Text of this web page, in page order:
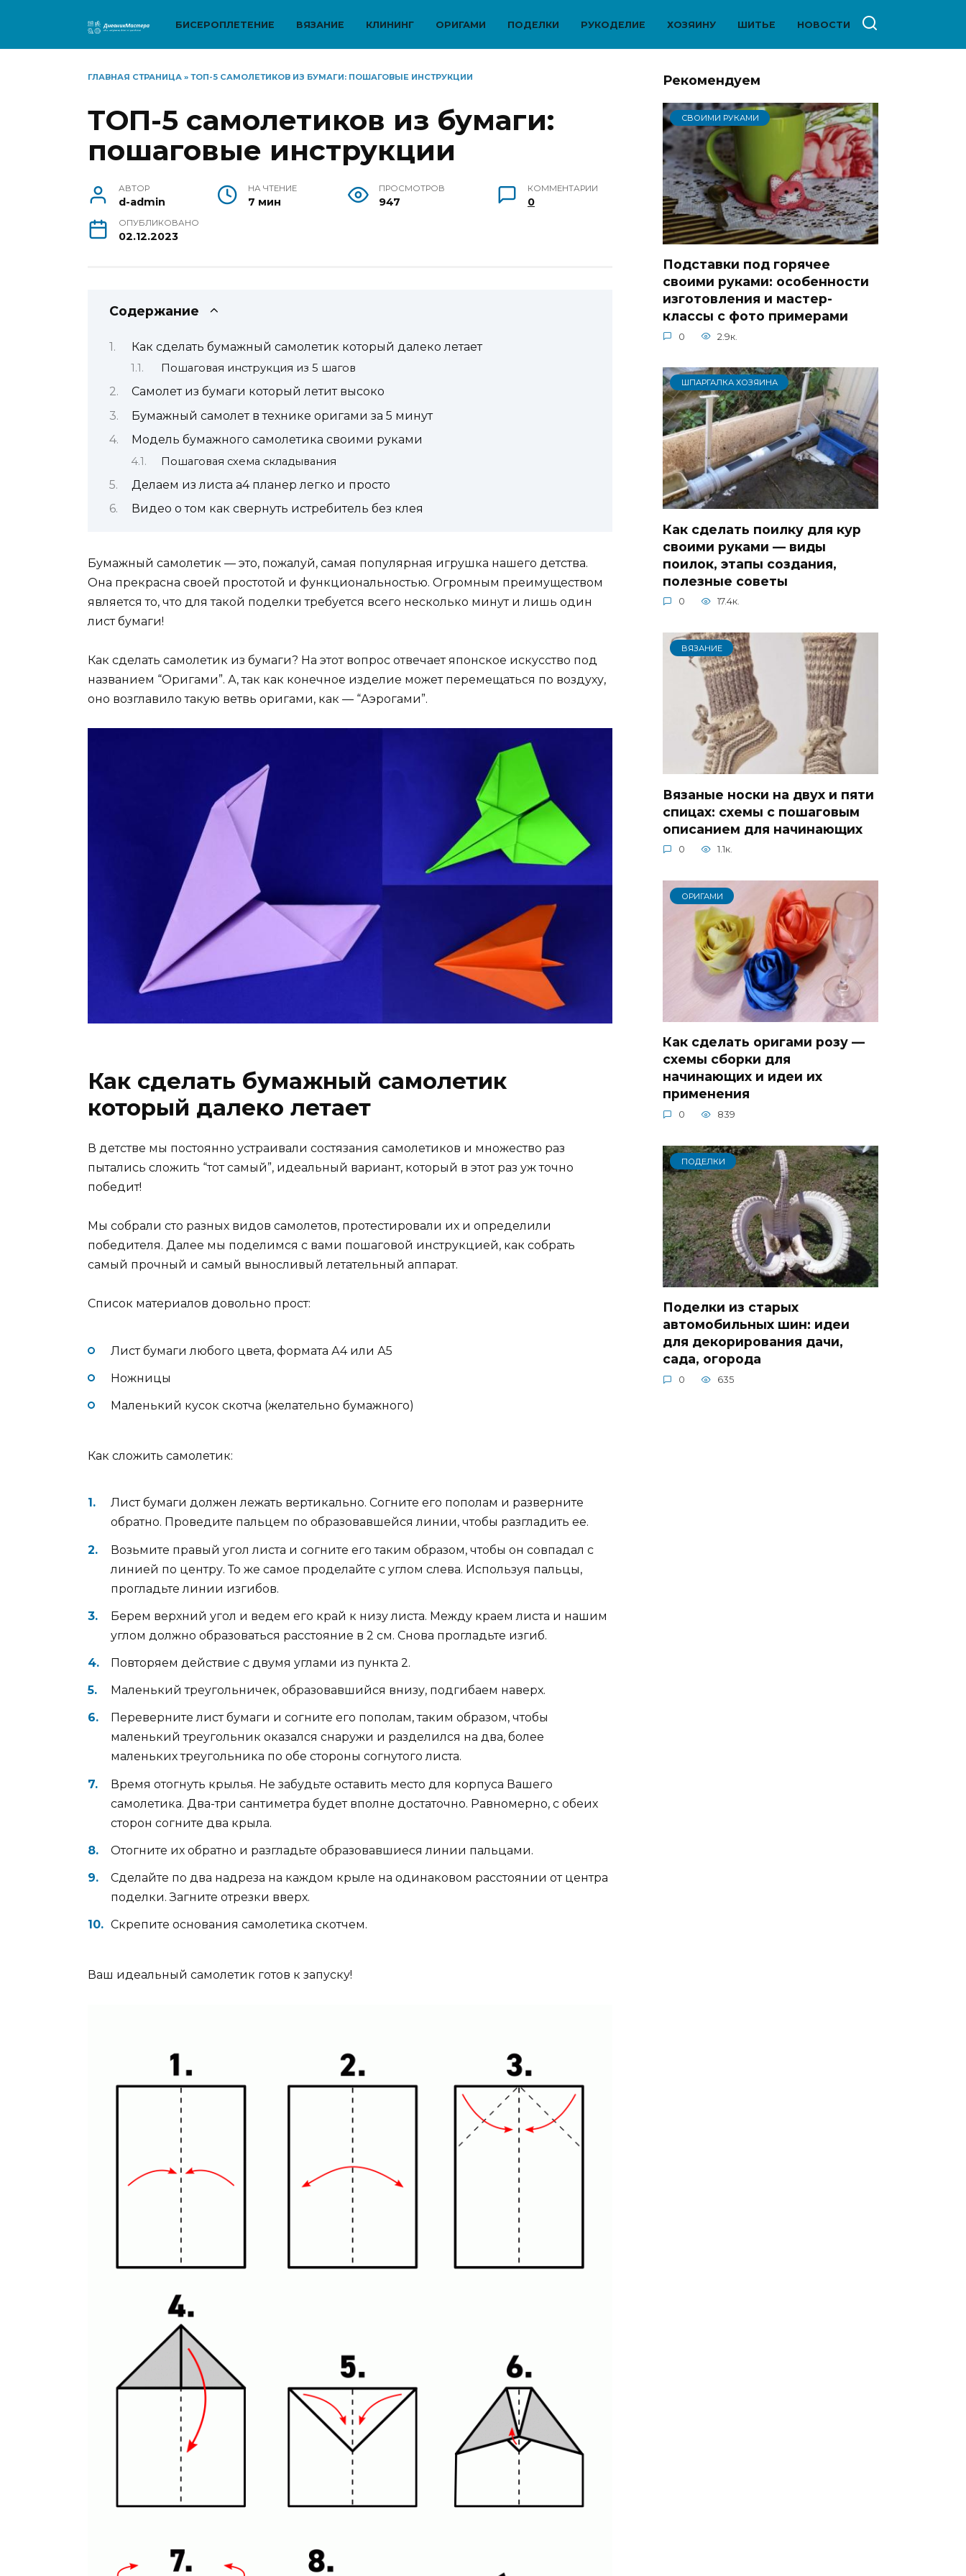
БИСЕРОПЛЕТЕНИЕ ВЯЗАНИЕ КЛИНИНГ ОРИГАМИ ПОДЕЛКИ РУКОДЕЛИЕ ХОЗЯИНУ ШИТЬЕ НОВОСТИ
ГЛАВНАЯ СТРАНИЦА » ТОП-5 САМОЛЕТИКОВ ИЗ БУМАГИ: ПОШАГОВЫЕ ИНСТРУКЦИИ
ТОП-5 самолетиков из бумаги:
пошаговые инструкции
АВТОР
d-admin
НА ЧТЕНИЕ
7 мин
ПРОСМОТРОВ
947
КОММЕНТАРИИ
0
ОПУБЛИКОВАНО
02.12.2023
Содержание
Как сделать бумажный самолетик который далеко летает
Пошаговая инструкция из 5 шагов
Самолет из бумаги который летит высоко
Бумажный самолет в технике оригами за 5 минут
Модель бумажного самолетика своими руками
Пошаговая схема складывания
Делаем из листа а4 планер легко и просто
Видео о том как свернуть истребитель без клея
Бумажный самолетик — это, пожалуй, самая популярная игрушка нашего детства.
Она прекрасна своей простотой и функциональностью. Огромным преимуществом
является то, что для такой поделки требуется всего несколько минут и лишь один
лист бумаги!
Как сделать самолетик из бумаги? На этот вопрос отвечает японское искусство под
названием “Оригами”. А, так как конечное изделие может перемещаться по воздуху,
оно возглавило такую ветвь оригами, как — “Аэрогами”.
Как сделать бумажный самолетик
который далеко летает
В детстве мы постоянно устраивали состязания самолетиков и множество раз
пытались сложить “тот самый”, идеальный вариант, который в этот раз уж точно
победит!
Мы собрали сто разных видов самолетов, протестировали их и определили
победителя. Далее мы поделимся с вами пошаговой инструкцией, как собрать
самый прочный и самый выносливый летательный аппарат.
Список материалов довольно прост:
Лист бумаги любого цвета, формата А4 или А5
Ножницы
Маленький кусок скотча (желательно бумажного)
Как сложить самолетик:
Лист бумаги должен лежать вертикально. Согните его пополам и разверните
обратно. Проведите пальцем по образовавшейся линии, чтобы разгладить ее.
Возьмите правый угол листа и согните его таким образом, чтобы он совпадал с
линией по центру. То же самое проделайте с углом слева. Используя пальцы,
прогладьте линии изгибов.
Берем верхний угол и ведем его край к низу листа. Между краем листа и нашим
углом должно образоваться расстояние в 2 см. Снова прогладьте изгиб.
Повторяем действие с двумя углами из пункта 2.
Маленький треугольничек, образовавшийся внизу, подгибаем наверх.
Переверните лист бумаги и согните его пополам, таким образом, чтобы
маленький треугольник оказался снаружи и разделился на два, более
маленьких треугольника по обе стороны согнутого листа.
Время отогнуть крылья. Не забудьте оставить место для корпуса Вашего
самолетика. Два-три сантиметра будет вполне достаточно. Равномерно, с обеих
сторон согните два крыла.
Отогните их обратно и разгладьте образовавшиеся линии пальцами.
Сделайте по два надреза на каждом крыле на одинаковом расстоянии от центра
поделки. Загните отрезки вверх.
Скрепите основания самолетика скотчем.
Ваш идеальный самолетик готов к запуску!
Рекомендуем
СВОИМИ РУКАМИ
Подставки под горячее
своими руками: особенности
изготовления и мастер-
классы с фото примерами
0 2.9к.
ШПАРГАЛКА ХОЗЯИНА
Как сделать поилку для кур
своими руками — виды
поилок, этапы создания,
полезные советы
0 17.4к.
ВЯЗАНИЕ
Вязаные носки на двух и пяти
спицах: схемы с пошаговым
описанием для начинающих
0 1.1к.
ОРИГАМИ
Как сделать оригами розу —
схемы сборки для
начинающих и идеи их
применения
0 839
ПОДЕЛКИ
Поделки из старых
автомобильных шин: идеи
для декорирования дачи,
сада, огорода
0 635